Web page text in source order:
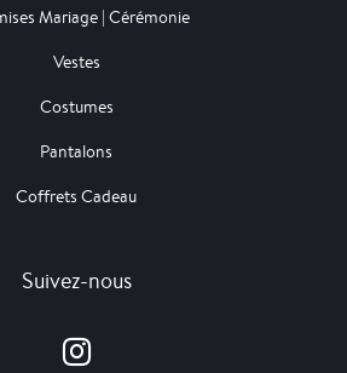
Mariage | Cérémonie
Vestes
Costumes
Pantalons
Coffrets Cadeau
Suivez-nous